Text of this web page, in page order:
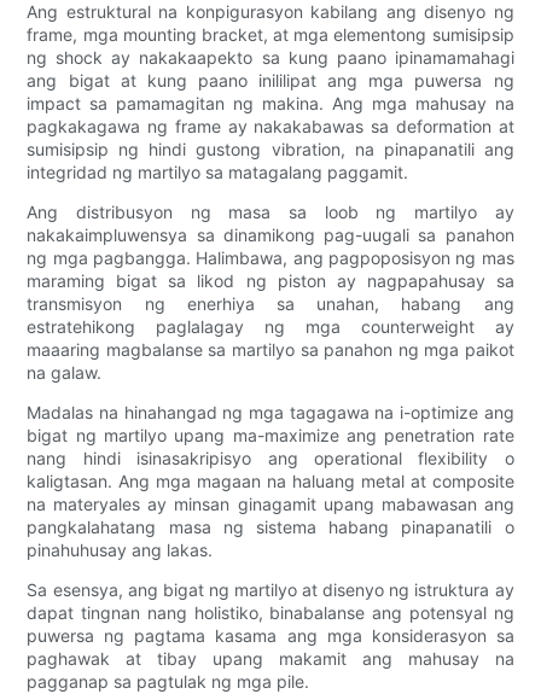
Ang estruktural na konpigurasyon kabilang ang disenyo ng
frame, mga mounting bracket, at mga elementong sumisipsip
ng shock ay nakakaapekto sa kung paano ipinamamahagi
ang bigat at kung paano inililipat ang mga puwersa ng
impact sa pamamagitan ng makina. Ang mga mahusay na
pagkakagawa ng frame ay nakakabawas sa deformation at
sumisipsip ng hindi gustong vibration, na pinapanatili ang
integridad ng martilyo sa matagalang paggamit.
Ang distribusyon ng masa sa loob ng martilyo ay
nakakaimpluwensya sa dinamikong pag-uugali sa panahon
ng mga pagbangga. Halimbawa, ang pagpoposisyon ng mas
maraming bigat sa likod ng piston ay nagpapahusay sa
transmisyon ng enerhiya sa unahan, habang ang
estratehikong paglalagay ng mga counterweight ay
maaaring magbalanse sa martilyo sa panahon ng mga paikot
na galaw.
Madalas na hinahangad ng mga tagagawa na i-optimize ang
bigat ng martilyo upang ma-maximize ang penetration rate
nang hindi isinasakripisyo ang operational flexibility o
kaligtasan. Ang mga magaan na haluang metal at composite
na materyales ay minsan ginagamit upang mabawasan ang
pangkalahatang masa ng sistema habang pinapanatili o
pinahuhusay ang lakas.
Sa esensya, ang bigat ng martilyo at disenyo ng istruktura ay
dapat tingnan nang holistiko, binabalanse ang potensyal ng
puwersa ng pagtama kasama ang mga konsiderasyon sa
paghawak at tibay upang makamit ang mahusay na
pagganap sa pagtulak ng mga pile.